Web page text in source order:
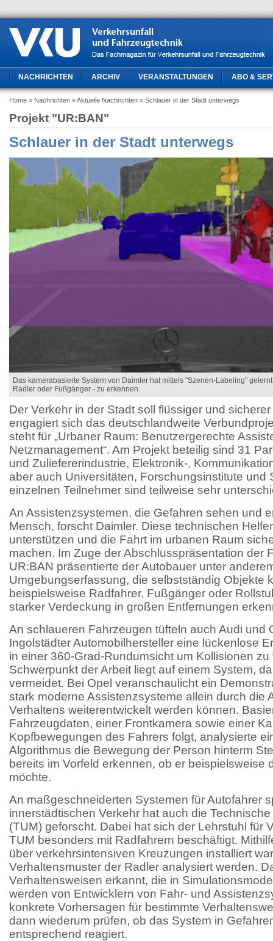
NACHRICHTEN ARCHIV VERANSTALTUNGEN ABO &
Home » Nachrichten » Aktuelle Nachrichten » Schlauer in der Stadt unterwegs
Projekt "UR:BAN"
Schlauer in der Stadt unterwegs
Das kamerabasierte System von Daimler hat mittels "Szenen-Labeling"
Radler oder Fußgänger - zu erkennen.
Der Verkehr in der Stadt soll flüssiger und
engagiert sich das deutschlandweite
steht für „Urbaner Raum: Benutzergerechte
Netzmanagement“. Am Projekt beteilig sind 31
und Zuliefererindustrie, Elektronik-,
aber auch Universitäten, Forschungsinstitute und
einzelnen Teilnehmer sind teilweise sehr
An Assistenzsystemen, die Gefahren sehen und
Mensch, forscht Daimler. Diese technischen
unterstützen und die Fahrt im urbanen Raum
machen. Im Zuge der Abschlusspräsentation der
UR:BAN präsentierte der Autobauer unter
Umgebungserfassung, die selbstständig Objekte
beispielsweise Radfahrer, Fußgänger oder
starker Verdeckung in großen Entfernungen
An schlaueren Fahrzeugen tüfteln auch Audi und
Ingolstädter Automobilhersteller eine lückenlose
in einer 360-Grad-Rundumsicht um Kollisionen
Schwerpunkt der Arbeit liegt auf einem System,
vermeidet. Bei Opel veranschaulicht ein
stark moderne Assistenzsysteme allein durch die
Verhaltens weiterentwickelt werden können.
Fahrzeugdaten, einer Frontkamera sowie einer
Kopfbewegungen des Fahrers folgt, analysierte
Algorithmus die Bewegung der Person hinterm
bereits im Vorfeld erkennen, ob er beispielsweise
möchte.
An maßgeschneiderten Systemen für Autofahrer
innerstädtischen Verkehr hat auch die
(TUM) geforscht. Dabei hat sich der Lehrstuhl für
TUM besonders mit Radfahrern beschäftigt.
über verkehrsintensiven Kreuzungen installiert
Verhaltensmuster der Radler analysiert werden.
Verhaltensweisen erkannt, die in
werden von Entwicklern von Fahr- und
konkrete Vorhersagen für bestimmte
dann wiederum prüfen, ob das System in
entsprechend reagiert.